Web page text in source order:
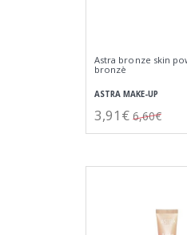
Astra bronze skin
bronzè
ASTRA MAKE-UP
3,91€ 6,60€